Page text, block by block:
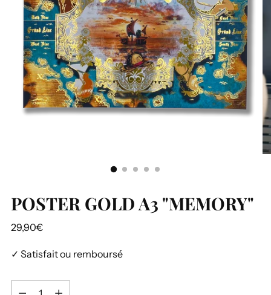
POSTER GOLD A3 "MEMORY"
Prix
29,90€
✓ Satisfait ou remboursé
Quantité
Quantité